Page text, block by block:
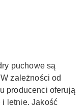
puchowesą
zależności od
producenci oferują
i letnie. Jakość